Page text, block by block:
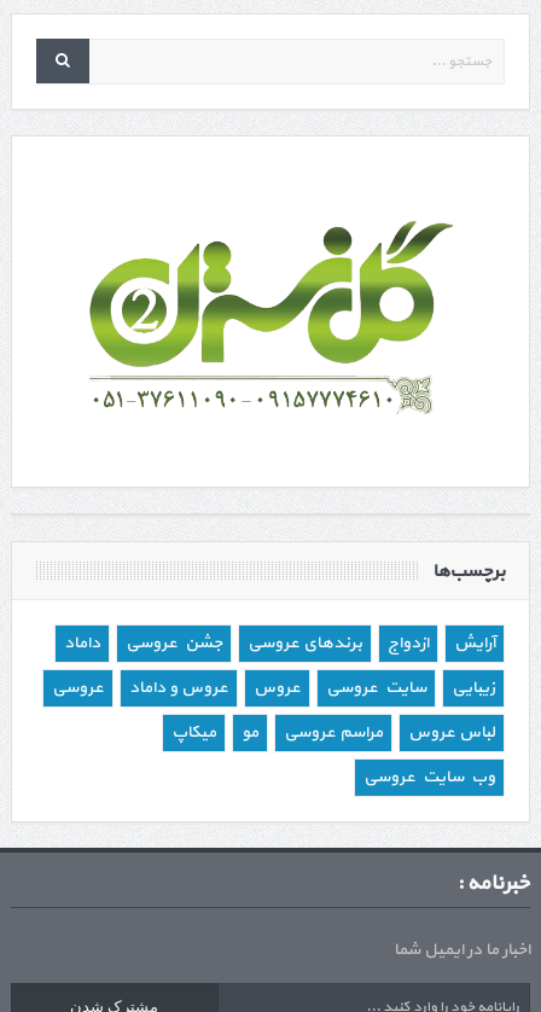
برچسب‌ها
آرایش ازدواج برندهای عروسی جشن عروسی
داماد
زیبایی
سایت عروسی عروس عروس و داماد
عروسی
لباس عروس
مراسم عروسی مو
میکاپ
وب سایت عروسی
خبرنامه :
اخبار ما در ایمیل شما
مشترک شدن